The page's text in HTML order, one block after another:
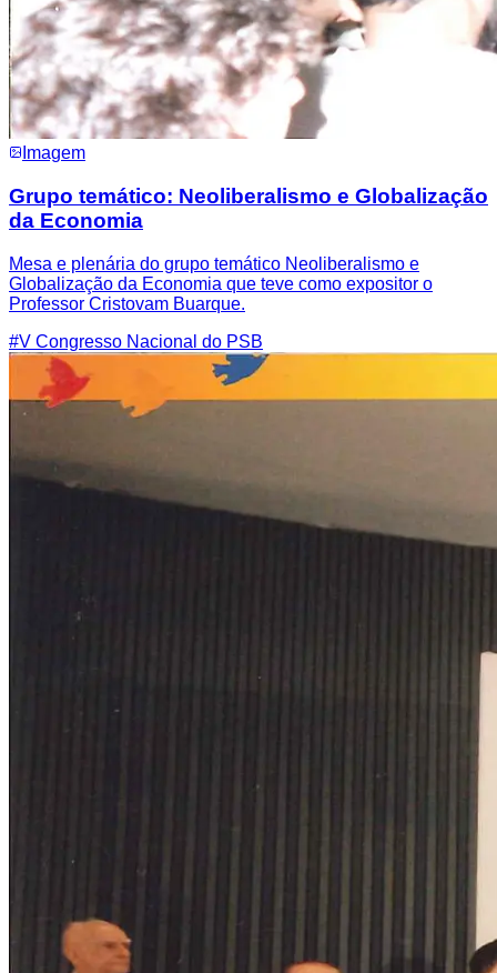
Imagem
Grupo temático: Neoliberalismo e Globalização
da Economia
Mesa e plenária do grupo temático Neoliberalismo e
Globalização da Economia que teve como expositor o
Professor Cristovam Buarque.
#V Congresso Nacional do PSB